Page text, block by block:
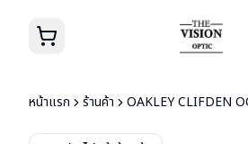
หน้าแรก ร้านค้า